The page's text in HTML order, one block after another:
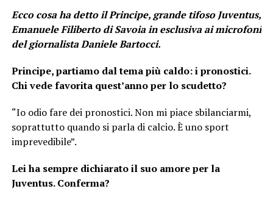
Ecco cosa ha detto il Principe, grande tifoso Juventus,
Emanuele Filiberto di Savoia in esclusiva ai microfoni
del giornalista Daniele Bartocci.
Principe, partiamo dal tema più caldo: i pronostici.
Chi vede favorita quest’anno per lo scudetto?
“Io odio fare dei pronostici. Non mi piace sbilanciarmi,
soprattutto quando si parla di calcio. È uno sport
imprevedibile”.
Lei ha sempre dichiarato il suo amore per la
Juventus. Conferma?